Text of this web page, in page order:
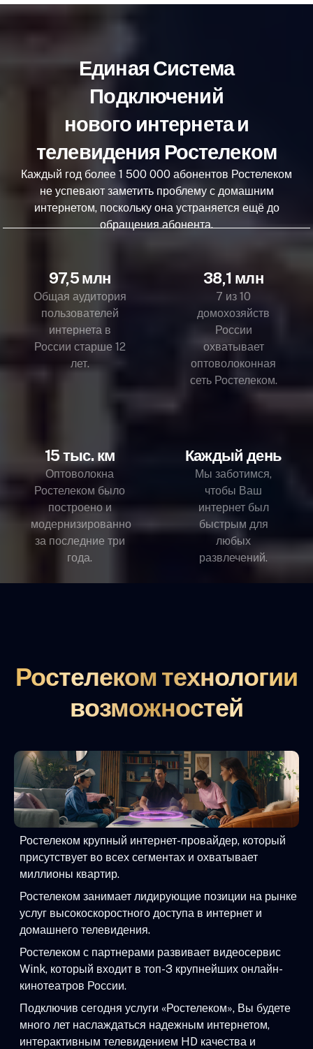
Единая Система
Подключений
нового интернета и
телевидения Ростелеком
Каждый год более 1 500 000 абонентов Ростелеком
не успевают заметить проблему с домашним
интернетом, поскольку она устраняется ещё до
обращения абонента.
97,5 млн
Общая аудитория
пользователей
интернета в
России старше 12
лет.
38,1 млн
7 из 10
домохозяйств
России
охватывает
оптоволоконная
сеть Ростелеком.
15 тыс. км
Оптоволокна
Ростелеком было
построено и
модернизированно
за последние три
года.
Каждый день
Мы заботимся,
чтобы Ваш
интернет был
быстрым для
любых
развлечений.
Ростелеком технологии
возможностей
Ростелеком крупный интернет-провайдер, который
присутствует во всех сегментах и охватывает
миллионы квартир.
Ростелеком занимает лидирующие позиции на рынке
услуг высокоскоростного доступа в интернет и
домашнего телевидения.
Ростелеком с партнерами развивает видеосервис
Wink, который входит в топ-3 крупнейших онлайн-
кинотеатров России.
Подключив сегодня услуги «Ростелеком», Вы будете
много лет наслаждаться надежным интернетом,
интерактивным телевидением HD качества и